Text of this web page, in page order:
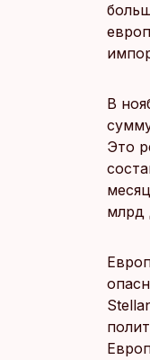
В
Это
млрд